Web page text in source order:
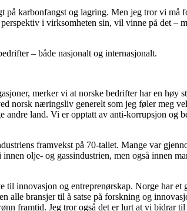
karbonfangst og lagring. Men jeg tror vi må
i virksomheten sin, vil vinne på det –
– både nasjonalt og internasjonalt.
merker vi at norske bedrifter har en høy
norsk næringsliv generelt som jeg føler meg
land. Vi er opptatt av anti-korrupsjon og
framvekst på 70-tallet. Mange var
olje- og gassindustrien, men også innen
innovasjon og entreprenørskap. Norge har
bransjer til å satse på forskning og
framtid. Jeg tror også det er lurt at vi bidrar